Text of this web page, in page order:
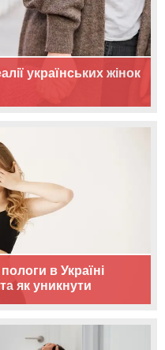
українських жінок
в Україні
як уникнути